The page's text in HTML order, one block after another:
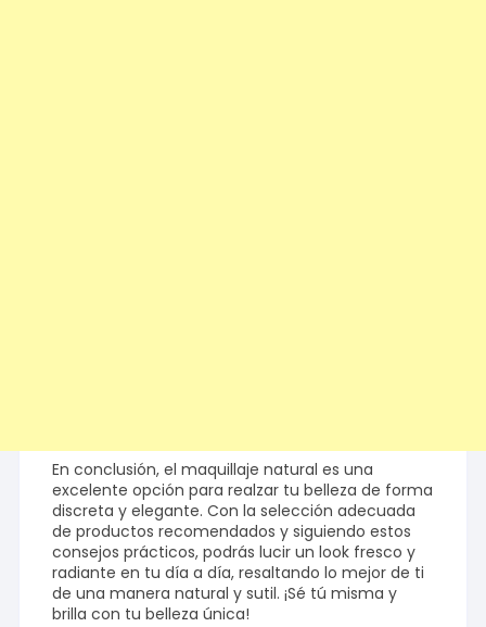
En conclusión, el maquillaje natural es una
excelente opción para realzar tu belleza de forma
discreta y elegante. Con la selección adecuada
de productos recomendados y siguiendo estos
consejos prácticos, podrás lucir un look fresco y
radiante en tu día a día, resaltando lo mejor de ti
de una manera natural y sutil. ¡Sé tú misma y
brilla con tu belleza única!